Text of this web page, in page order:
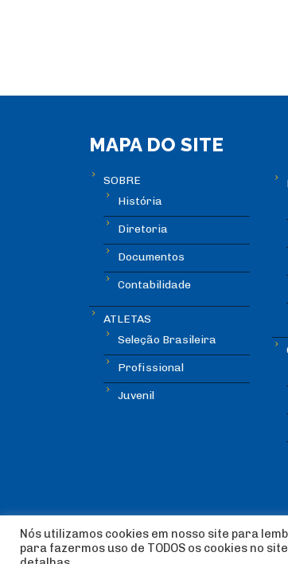
MAPA DO SITE
SOBRE
História
Diretoria
Documentos
Contabilidade
ATLETAS
Seleção Brasileira
Profissional
Juvenil
© Copyright ABEE | Associação
Nós utilizamos cookies em nosso site para
para fazermos uso de TODOS os cookies no